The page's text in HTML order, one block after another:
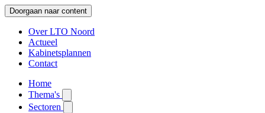
Doorgaan naar content
Over LTO Noord
Actueel
Kabinetsplannen
Contact
Home
Thema's
Sectoren